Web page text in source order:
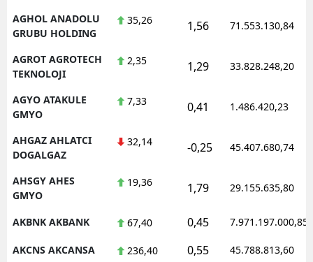
AGHOL ANADOLU
GRUBU HOLDING
35,26 1,56 71.553.130,84
AGROT AGROTECH
TEKNOLOJI
2,35 1,29 33.828.248,20
AGYO ATAKULE
GMYO
7,33 0,41 1.486.420,23
AHGAZ AHLATCI
DOGALGAZ
32,14 -0,25 45.407.680,74
AHSGY AHES
GMYO
19,36 1,79 29.155.635,80
AKBNK AKBANK 67,40 0,45 7.971.197.000,85
AKCNS AKCANSA 236,40 0,55 45.788.813,60